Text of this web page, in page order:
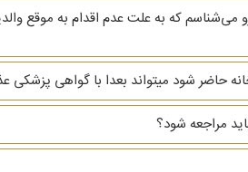
که به علت عدم اقدام به موقع
حاضر شود میتواند بعدا با گواهی پزشکی
مراجعه شود؟